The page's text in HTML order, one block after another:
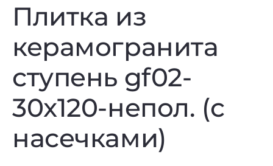
Плитка из
керамогранита
ступень gf02-
30x120-непол. (с
насечками)